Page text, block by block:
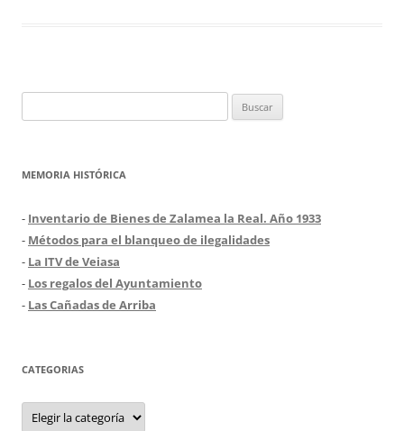
MEMORIA HISTÓRICA
- Inventario de Bienes de Zalamea la Real. Año 1933
- Métodos para el blanqueo de ilegalidades
- La ITV de Veiasa
- Los regalos del Ayuntamiento
- Las Cañadas de Arriba
CATEGORIAS
Categorias